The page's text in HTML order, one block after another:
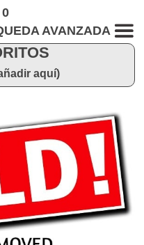
AVANZADA
aquí)